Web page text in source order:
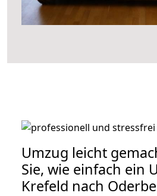
Umzug leicht
Sie, wie einfach ein
Krefeld nach